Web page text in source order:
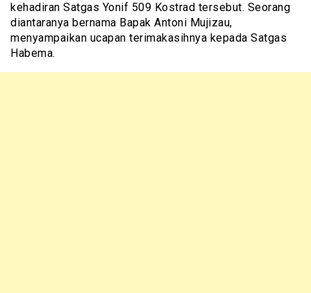
kehadiran Satgas Yonif 509 Kostrad tersebut. Seorang
diantaranya bernama Bapak Antoni Mujizau,
menyampaikan ucapan terimakasihnya kepada Satgas
Habema.